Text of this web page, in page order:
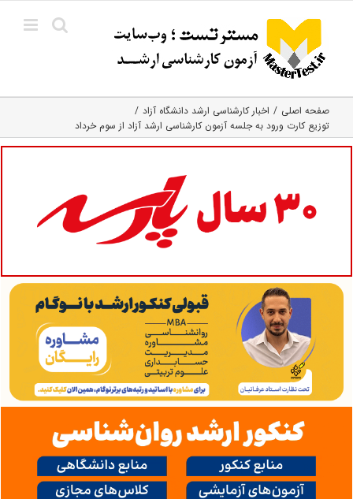
content
صفحه اصلی
اخبار کارشناسی ارشد دانشگاه آزاد
توزیع کارت ورود به جلسه آزمون کارشناسی ارشد آزاد از سوم خرداد